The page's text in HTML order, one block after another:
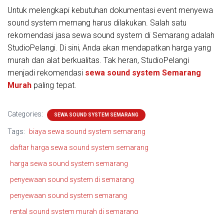
Untuk melengkapi kebutuhan dokumentasi event menyewa
sound system memang harus dilakukan. Salah satu
rekomendasi jasa sewa sound system di Semarang adalah
StudioPelangi. Di sini, Anda akan mendapatkan harga yang
murah dan alat berkualitas. Tak heran, StudioPelangi
menjadi rekomendasi sewa sound system Semarang
Murah paling tepat.
Categories: SEWA SOUND SYSTEM SEMARANG
Tags:
biaya sewa sound system semarang
daftar harga sewa sound system semarang
harga sewa sound system semarang
penyewaan sound system di semarang
penyewaan sound system semarang
rental sound system murah di semarang